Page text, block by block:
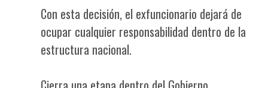
Con esta decisión, el exfuncionario dejará de
ocupar cualquier responsabilidad dentro de la
estructura nacional.